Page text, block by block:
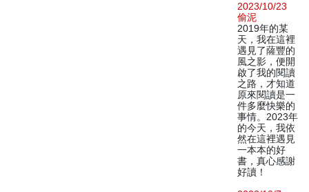
2023/10/23
偷泥
2019年的某
天，我在這裡
遇見了薩豐的
風之影，便開
啟了我的閱讀
之路，才知道
原來閱讀是一
件多麼快樂的
事情。2023年
的今天，我依
然在這裡遇見
一本本的好
書，真心感謝
好讀！